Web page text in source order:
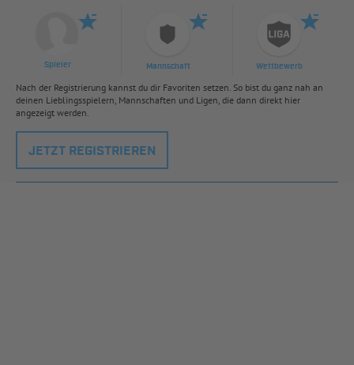
Spieler Mannschaft Wettbewerb
Nach der Registrierung kannst du dir Favoriten setzen. So bist du ganz nah an
deinen Lieblingsspielern, Mannschaften und Ligen, die dann direkt hier
angezeigt werden.
JETZT REGISTRIEREN